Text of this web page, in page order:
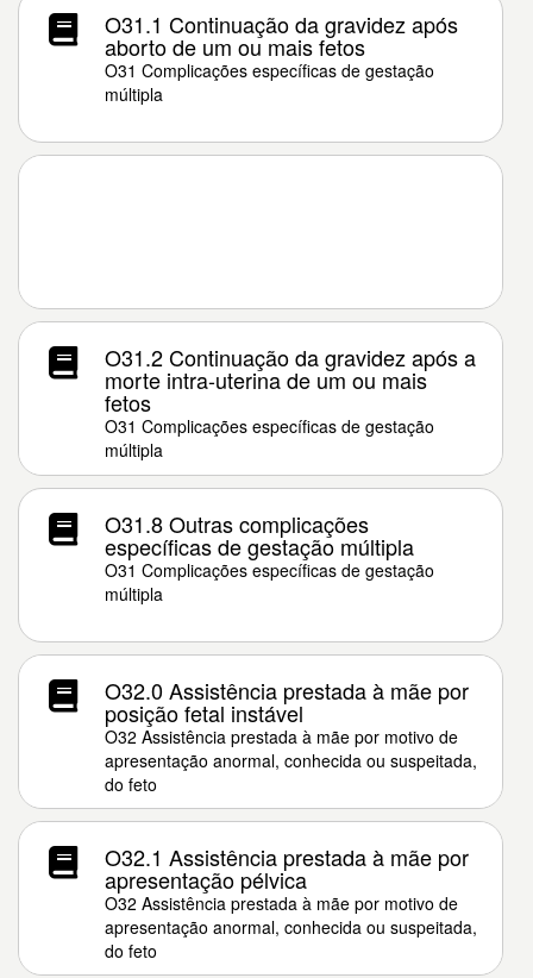
O31.1 Continuação da gravidez após
aborto de um ou mais fetos
O31 Complicações específicas de gestação
múltipla
O31.2 Continuação da gravidez após a
morte intra-uterina de um ou mais
fetos
O31 Complicações específicas de gestação
múltipla
O31.8 Outras complicações
específicas de gestação múltipla
O31 Complicações específicas de gestação
múltipla
O32.0 Assistência prestada à mãe por
posição fetal instável
O32 Assistência prestada à mãe por motivo de
apresentação anormal, conhecida ou suspeitada,
do feto
O32.1 Assistência prestada à mãe por
apresentação pélvica
O32 Assistência prestada à mãe por motivo de
apresentação anormal, conhecida ou suspeitada,
do feto